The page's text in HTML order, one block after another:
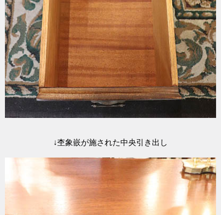
↓杢象嵌が施された中央引き出し